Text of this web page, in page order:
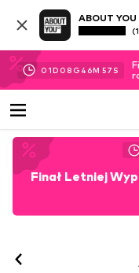
ABOUT
01D 08 G 46M 56 S
Finał Letniej